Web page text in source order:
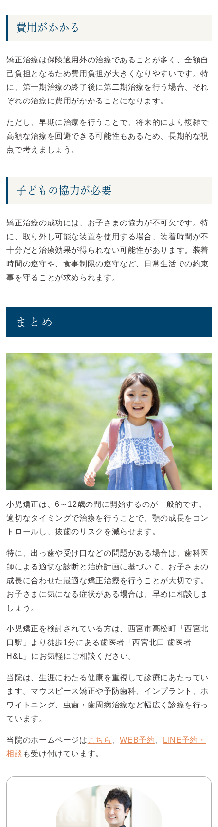
費用がかかる
矯正治療は保険適用外の治療であることが多く、全額自
己負担となるため費用負担が大きくなりやすいです。特
に、第一期治療の終了後に第二期治療を行う場合、それ
ぞれの治療に費用がかかることになります。
ただし、早期に治療を行うことで、将来的により複雑で
高額な治療を回避できる可能性もあるため、長期的な視
点で考えましょう。
子どもの協力が必要
矯正治療の成功には、お子さまの協力が不可欠です。特
に、取り外し可能な装置を使用する場合、装着時間が不
十分だと治療効果が得られない可能性があります。装着
時間の遵守や、食事制限の遵守など、日常生活での約束
事を守ることが求められます。
まとめ
小児矯正は、6～12歳の間に開始するのが一般的です。
適切なタイミングで治療を行うことで、顎の成長をコン
トロールし、抜歯のリスクを減らせます。
特に、出っ歯や受け口などの問題がある場合は、歯科医
師による適切な診断と治療計画に基づいて、お子さまの
成長に合わせた最適な矯正治療を行うことが大切です。
お子さまに気になる症状がある場合は、早めに相談しま
しょう。
小児矯正を検討されている方は、西宮市高松町「西宮北
口駅」より徒歩1分にある歯医者「西宮北口 歯医者
H&L」にお気軽にご相談ください。
当院は、生涯にわたる健康を重視して診療にあたってい
ます。マウスピース矯正や予防歯科、インプラント、ホ
ワイトニング、虫歯・歯周病治療など幅広く診療を行っ
ています。
当院のホームページは こちら 、WEB予約
LINE予約・
相談 も受け付けています。